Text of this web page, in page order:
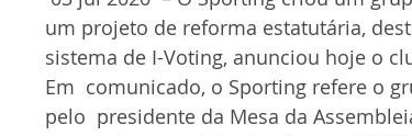
um projeto de reforma estatutária,
sistema de I-Voting, anunciou hoje o
Em  comunicado, o Sporting refere o
pelo  presidente da Mesa da